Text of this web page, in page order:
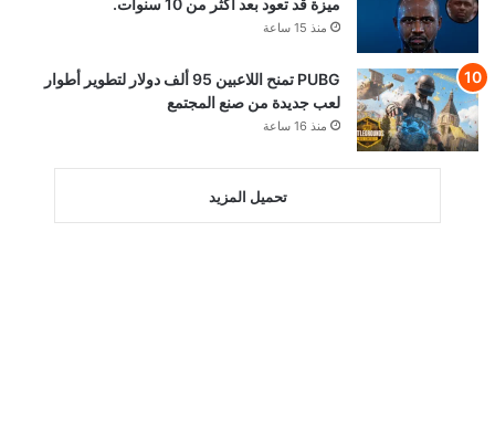
ميزة قد تعود بعد أكثر من 10 سنوات.
منذ 15 ساعة
PUBG تمنح اللاعبين 95 ألف دولار لتطوير أطوار
لعب جديدة من صنع المجتمع
منذ 16 ساعة
تحميل المزيد